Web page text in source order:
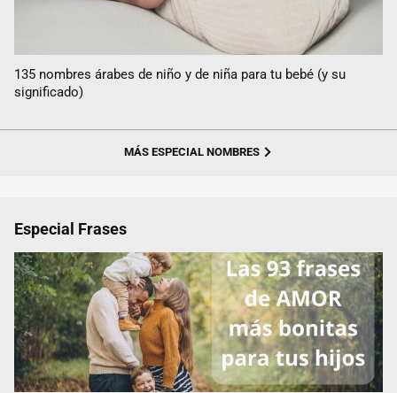
135 nombres árabes de niño y de niña para tu bebé (y su
significado)
MÁS ESPECIAL NOMBRES
Especial Frases